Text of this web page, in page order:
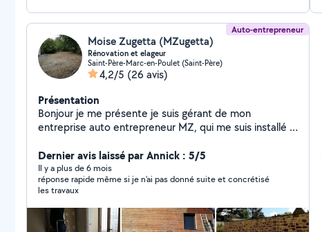
Auto-entrepreneur
Moise Zugetta (MZugetta)
Rénovation et elageur
Saint-Père-Marc-en-Poulet (Saint-Père)
4,2/5 (26 avis)
Présentation
Bonjour je me présente je suis gérant de mon
entreprise auto entrepreneur MZ, qui me suis installé il
mais compétance son les suivant couverture
maçonnerie peinture extérieure et intérieur rénovation
des combles vitrification des planchers en bois élagage
abattage et tonte de pelouse je fais aussi de la
maçonnerie pour plus de renseignements contactez-
moi
Dernier avis laissé par Annick : 5/5
Il y a plus de 6 mois
réponse rapide même si je n'ai pas donné suite et concrétisé
les travaux